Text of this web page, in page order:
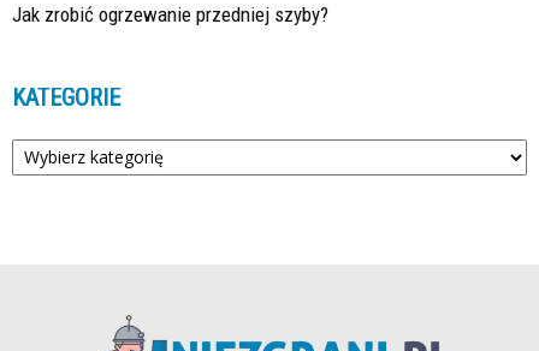
Jak zrobić ogrzewanie przedniej szyby?
KATEGORIE
Kategorie